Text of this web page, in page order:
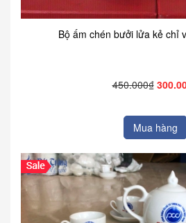
Bộ ấm chén bưởi lửa kẻ chỉ
450.000₫
Mua hàng